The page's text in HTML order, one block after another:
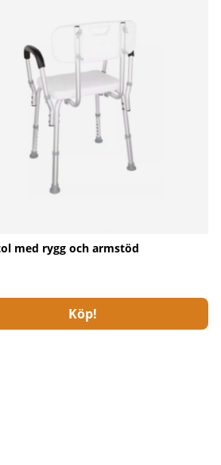
med rygg och armstöd
Köp!